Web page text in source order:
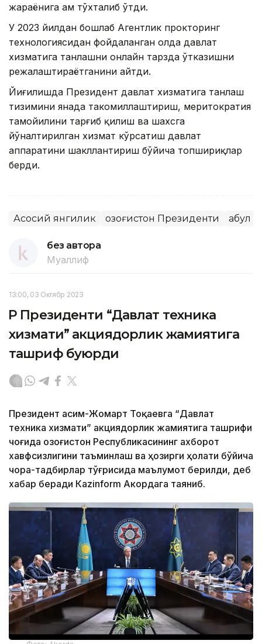
жараёнига ҳам тўхталиб ўтди.
У 2023 йилдан бошлаб Агентлик прокторинг
технологиясидан фойдаланган ҳолда давлат
хизматига танлашни онлайн тарзда ўтказишни
режалаштираётганини айтди.
Йиғилишда Президент давлат хизматига танлаш
тизимини янада такомиллаштириш, меритократия
тамойилини тарғиб қилиш ва шахсга
йўналтирилган хизмат кўрсатиш давлат
аппаратини шакллантириш бўйича топшириқлар
берди.
Асосий янгилик Қозоғистон Президенти Қабул
без автора
Муаллиф
13:00, 03 Октябр 2023
ҚР Президенти “Давлат техника
хизмати” акциядорлик жамиятига
ташриф буюрди
Президент Қасим-Жомарт Тоқаевга “Давлат
техника хизмати” акциядорлик жамиятига ташрифи
чоғида Қозоғистон Республикасининг ахборот
хавфсизлигини таъминлаш ва ҳозирги ҳолати бўйича
чора-тадбирлар тўғрисида маълумот берилди, деб
хабар беради Каzinform Акордага таяниб.